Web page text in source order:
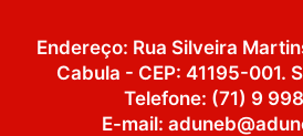
Endereço: Rua Silveira
Cabula - CEP: 41195-001.
Telefone: (71) 9
E-mail: